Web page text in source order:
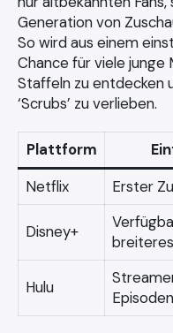
Generation von
So wird aus einem
Chance für viele junge
Staffeln zu entdecken
‘Scrubs’ zu verlieben.
Plattform
Netflix
Erster
Disney+
Hulu